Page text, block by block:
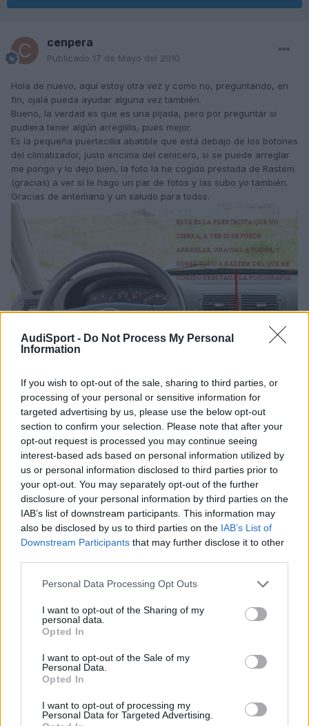
AudiSport - Do Not Process My Personal
Information
If you wish to opt-out of the sale, sharing to third parties, or
processing of your personal or sensitive information for
targeted advertising by us, please use the below opt-out
section to confirm your selection. Please note that after your
opt-out request is processed you may continue seeing
interest-based ads based on personal information utilized by
us or personal information disclosed to third parties prior to
your opt-out. You may separately opt-out of the further
disclosure of your personal information by third parties on the
IAB’s list of downstream participants. This information may
also be disclosed by us to third parties on the IAB’s List of
Downstream Participants that may further disclose it to other
Personal Data Processing Opt Outs
I want to opt-out of the Sharing of my
personal data.
Opted In
I want to opt-out of the Sale of my
Personal Data.
Opted In
I want to opt-out of processing my
Personal Data for Targeted Advertising.
cenpera
Publicado 17 de Mayo del 2010
Hola de nuevo, aquí estoy otra vez y como no, preguntando, en
fin, ojalá pueda ayudar alguna vez también.
Bueno, la verdad es que es una pijada, pero por preguntar si
pudiera tener algún arreglillo, pues mejor.
Es la pequeña puertecilla abatible que está debajo de los botones
del climatizador, justo encima del cenicero, si se puede arreglar
me pongo y lo dejo bien, la foto la he cogido prestada de Rastem
(gracias) a ver si le hago un par de fotos y las subo yo también.
Gracias de antemano y un saludo para todos.
Responder